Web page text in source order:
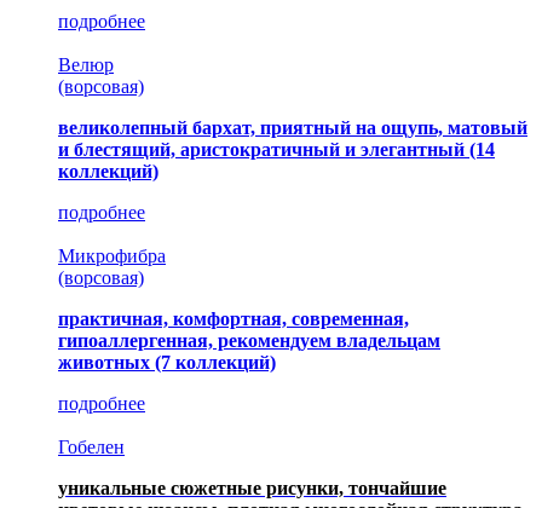
подробнее
Велюр
(ворсовая)
великолепный бархат, приятный на ощупь, матовый
и блестящий, аристократичный и элегантный (14
коллекций)
подробнее
Микрофибра
(ворсовая)
практичная, комфортная, современная,
гипоаллергенная, рекомендуем владельцам
животных (7 коллекций)
подробнее
Гобелен
уникальные сюжетные рисунки, тончайшие